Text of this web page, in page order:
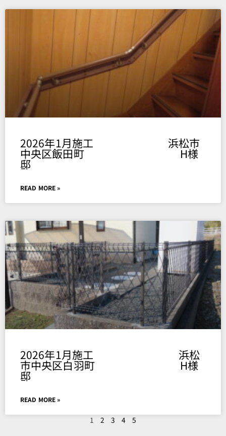
2026年1月施工 浜松市
中央区飯田町 H様
邸
READ MORE »
2026年1月施工 浜松
市中央区白羽町 H様
邸
READ MORE »
1 2 3 4 5